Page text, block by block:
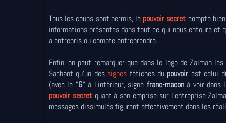
Tous les coups sont permis, le pouvoir secret compte
informations présentes dans tout ce qui nous entoure
a entrepris ou compte entreprendre.
Enfin, on peut remarquer que dans le logo de Zalman
Sachant qu'un des signes fétiches du pouvoir est celui
(avec le "G" à l'intérieur, signe franc-maconà voir dans
pouvoir secret quant à son emprise sur l'entreprise
messages dissimulés figurent effectivement dans les